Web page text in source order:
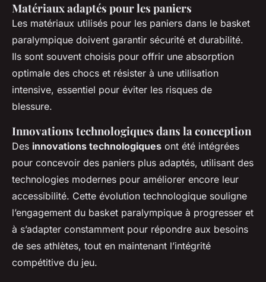
Matériaux adaptés pour les paniers
Les matériaux utilisés pour les paniers dans le basket
paralympique doivent garantir sécurité et durabilité.
Ils sont souvent choisis pour offrir une absorption
optimale des chocs et résister à une utilisation
intensive, essentiel pour éviter les risques de
blessure.
Innovations technologiques dans la conception
Des innovations technologiques ont été intégrées
pour concevoir des paniers plus adaptés, utilisant des
technologies modernes pour améliorer encore leur
accessibilité. Cette évolution technologique souligne
l’engagement du basket paralympique à progresser et
à s’adapter constamment pour répondre aux besoins
de ses athlètes, tout en maintenant l’intégrité
compétitive du jeu.